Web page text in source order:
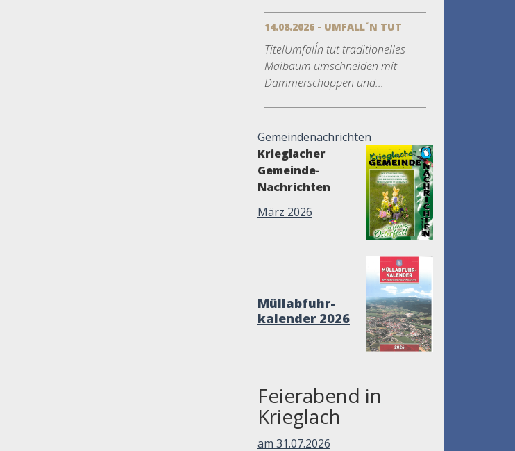
14.08.2026 - UMFALL´N TUT
TitelUmfall´n tut traditionelles
Maibaum umschneiden mit
Dämmerschoppen und...
Gemeindenachrichten
Krieglacher
Gemeinde-
Nachrichten
März 2026
Müllabfuhr-
kalender 2026
Feierabend in
Krieglach
am 31.07.2026